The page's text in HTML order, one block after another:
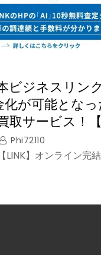
ビジネスリン
が可能となっ
取サービス！【
Phi72110
LINK】オンライン完